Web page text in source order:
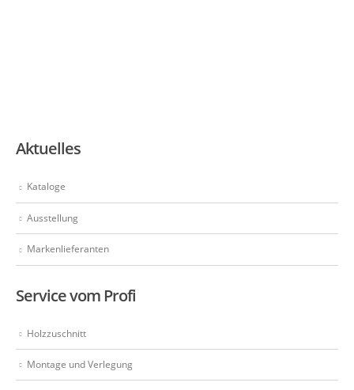
Aktuelles
Kataloge
Ausstellung
Markenlieferanten
Service vom Profi
Holzzuschnitt
Montage und Verlegung